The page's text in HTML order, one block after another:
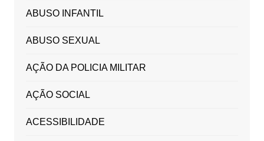
ABUSO INFANTIL
ABUSO SEXUAL
AÇÃO DA POLICIA MILITAR
AÇÃO SOCIAL
ACESSIBILIDADE